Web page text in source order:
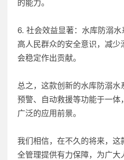
的能力。
6. 社会效益显著：水库防溺
高人民群众的安全意识，减少
会稳定作出贡献。
总之，这款创新的水库防溺
预警、自动救援等功能于一体
广泛的应用前景。
我们相信，在不久的将来，这
全管理提供有力保障，为广大